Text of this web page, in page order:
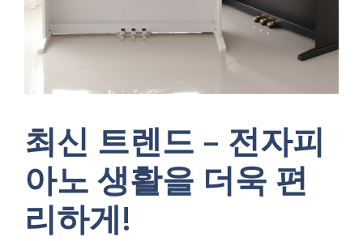
최신 트렌드 – 전자피
아노 생활을 더욱 편
리하게!